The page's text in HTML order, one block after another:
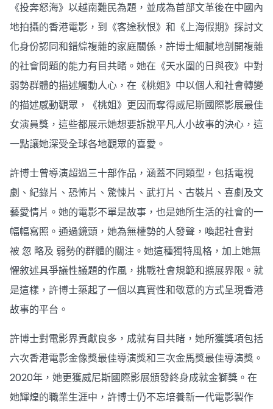
《投奔怒海》以越南難民為題，並成為首部文革後在中國內
地拍攝的香港電影，到《客途秋恨》和《上海假期》探討文
化身份認同和錯綜複雜的家庭關係，許博士細膩地剖開複雜
的社會問題的能力有目共睹。她在《天水圍的日與夜》中對
弱勢群體的描述觸動人心，在《桃姐》中以個人和社會轉變
的描述感動觀眾，《桃姐》更因而奪得威尼斯國際影展最佳
女演員獎，這些都展示她想要訴說平凡人小故事的決心，這
一點讓她深受全球各地觀眾的喜愛。
許博士曾導演超過三十部作品，涵蓋不同類型，包括電視
劇、紀錄片、恐怖片、驚悚片、武打片、古裝片、喜劇及文
藝愛情片。她的電影不單是故事，也是她所生活的社會的一
幅幅寫照。通過鏡頭，她為無權勢的人發聲，喚起社會對
被 忽 略及 弱勢的群體的關注。她這種獨特風格，加上她無
懼敘述具爭議性議題的作風，挑戰社會規範和擴展界限。就
是這樣，許博士築起了一個以真實性和敬意的方式呈現香港
故事的平台。
許博士對電影界貢獻良多，成就有目共睹，她所獲獎項包括
六次香港電影金像獎最佳導演獎和三次金馬獎最佳導演獎。
2020年，她更獲威尼斯國際影展頒發終身成就金獅獎。在
她輝煌的職業生涯中，許博士仍不忘培養新一代電影製作